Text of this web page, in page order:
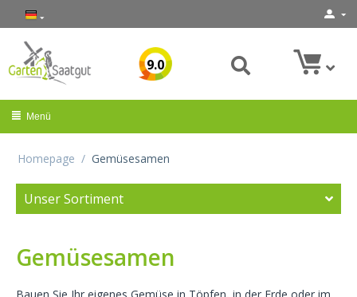
9.0
Menü
Homepage / Gemüsesamen
Unser Sortiment
Gemüsesamen